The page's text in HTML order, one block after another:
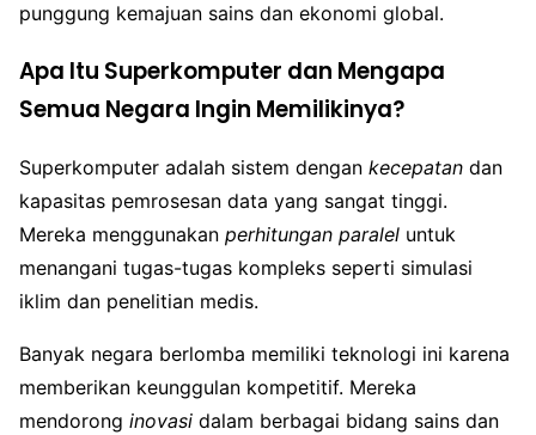
punggung kemajuan sains dan ekonomi global.
Apa Itu Superkomputer dan Mengapa
Semua Negara Ingin Memilikinya?
Superkomputer adalah sistem dengan kecepatan dan
kapasitas pemrosesan data yang sangat tinggi.
Mereka menggunakan perhitungan paralel untuk
menangani tugas-tugas kompleks seperti simulasi
iklim dan penelitian medis.
Banyak negara berlomba memiliki teknologi ini karena
memberikan keunggulan kompetitif. Mereka
mendorong inovasi dalam berbagai bidang sains dan